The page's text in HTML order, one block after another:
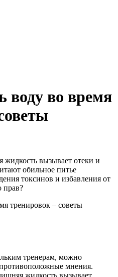
воду во время
вызывает отеки и
обильное питье
токсинов и избавления от
прав?
тренерам, можно
мнения.
жидкость вызывает